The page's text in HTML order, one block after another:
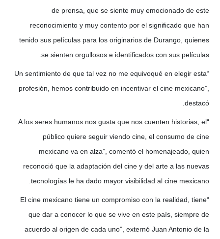
de prensa, que se siente muy emocionado de este
reconocimiento y muy contento por el significado que han
tenido sus películas para los originarios de Durango, quienes
se sienten orgullosos e identificados con sus películas.
“Un sentimiento de que tal vez no me equivoqué en elegir esta
profesión, hemos contribuido en incentivar el cine mexicano”,
destacó.
“A los seres humanos nos gusta que nos cuenten historias, el
público quiere seguir viendo cine, el consumo de cine
mexicano va en alza”, comentó el homenajeado, quien
reconoció que la adaptación del cine y del arte a las nuevas
tecnologías le ha dado mayor visibilidad al cine mexicano.
“El cine mexicano tiene un compromiso con la realidad, tiene
que dar a conocer lo que se vive en este país, siempre de
acuerdo al origen de cada uno”, externó Juan Antonio de la